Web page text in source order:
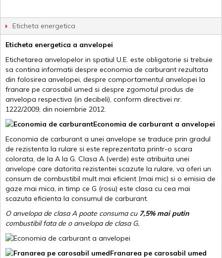
Eticheta energetica
Eticheta energetica a anvelopei
Etichetarea anvelopelor in spatiul U.E. este obligatorie si trebuie
sa contina informatii despre economia de carburant rezultata
din folosirea anvelopei, despre comportamentul anvelopei la
franare pe carosabil umed si despre zgomotul produs de
anvelopa respectiva (in decibeli), conform directivei nr.
1222/2009, din noiembrie 2012.
Economia de carburant a anvelopei
Economia de carburant a unei anvelope se traduce prin gradul
de rezistenta la rulare si este reprezentata printr-o scara
colorata, de la A la G. Clasa A (verde) este atribuita unei
anvelope care datorita rezistentei scazute la rulare, va oferi un
consum de combustibil mult mai eficient (mai mic) si o emisia de
gaze mai mica, in timp ce G (rosu) este clasa cu cea mai
scazuta eficienta la consumul de carburant.
O anvelopa de clasa A poate consuma cu 7,5% mai putin
combustibil fata de o anvelopa de clasa G.
Franarea pe carosabil umed